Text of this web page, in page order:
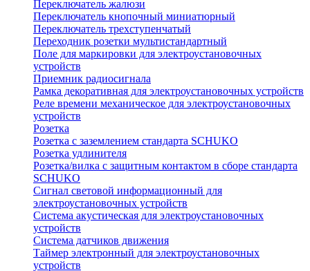
Переключатель жалюзи
Переключатель кнопочный миниатюрный
Переключатель трехступенчатый
Переходник розетки мультистандартный
Поле для маркировки для электроустановочных
устройств
Приемник радиосигнала
Рамка декоративная для электроустановочных устройств
Реле времени механическое для электроустановочных
устройств
Розетка
Розетка с заземлением стандарта SCHUKO
Розетка удлинителя
Розетка/вилка с защитным контактом в сборе стандарта
SCHUKO
Сигнал световой информационный для
электроустановочных устройств
Система акустическая для электроустановочных
устройств
Система датчиков движения
Таймер электронный для электроустановочных
устройств